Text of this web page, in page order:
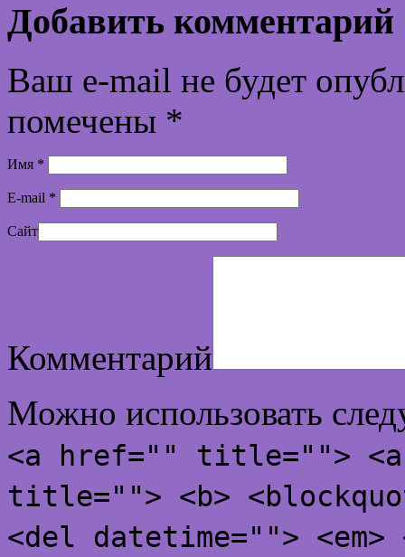
Добавить комментарий
Ваш e-mail не будет
помечены *
Имя *
E-mail *
Сайт
Комментарий
Можно использовать
<a href="" title="">
title=""> <b>
<del datetime="">